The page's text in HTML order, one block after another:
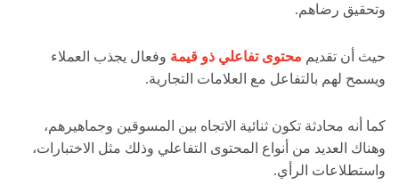
وتحقيق رضاهم.
حيث أن تقديم محتوى تفاعلي ذو قيمة وفعال يجذب العملاء
ويسمح لهم بالتفاعل مع العلامات التجارية.
كما أنه محادثة تكون ثنائية الاتجاه بين المسوقين وجماهيرهم،
وهناك العديد من أنواع المحتوى التفاعلي وذلك مثل الاختبارات،
واستطلاعات الرأي.